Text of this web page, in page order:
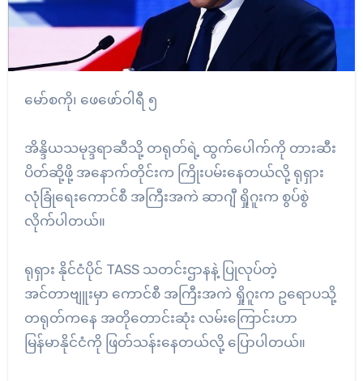
မော်စကို၊ ဖေဖော်ဝါရီ ၅
အိန္ဒိယသမုဒ္ဒရာဆီသို့ တရုတ်ရဲ့ ထွက်ပေါက်ကို တားဆီး
ပိတ်ဆို့ဖို့ အနောက်တိုင်းက ကြိုးပမ်းနေတယ်လို့ ရုရှား
လုံခြုံရေးကောင်စီ အကြီးအကဲ ဆာဂျီ ရှိုဂူးက စွပ်စွဲ
လိုက်ပါတယ်။
ရုရှား နိုင်ငံပိုင် TASS သတင်းဌာနနဲ့ ပြုလုပ်တဲ့
အင်တာဗျူးမှာ ကောင်စီ အကြီးအကဲ ရှိုဂူးက ဥရောပသို့
တရုတ်ကနေ အတိုတောင်းဆုံး လမ်းကြောင်းဟာ
မြန်မာနိုင်ငံကို ဖြတ်သန်းနေတယ်လို့ ပြောပါတယ်။